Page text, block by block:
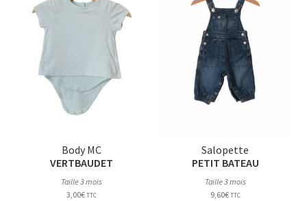
Body MC
VERTBAUDET
Taille 3 mois
3,00€ TTC
Salopette
PETIT BATEAU
Taille 3 mois
9,60€ TTC